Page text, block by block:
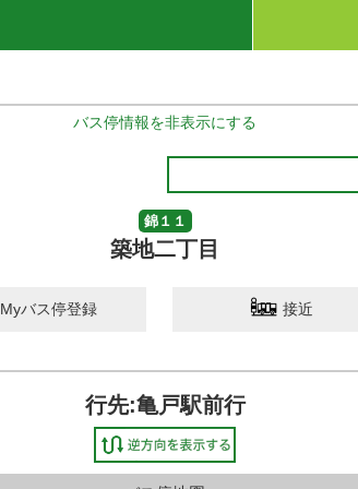
バス停情報を非表示にする
錦１１
築地二丁目
Myバス停登録 接近
行先:亀戸駅前行